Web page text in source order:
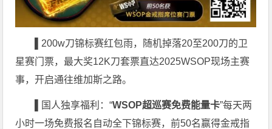
200w刀锦标赛红包雨，随机掉落20至200刀的卫
星赛门票，最大奖12K刀套票直达2025WSOP现场主赛
事，开启通往维加斯之路。
国人独享福利：“WSOP超巡赛免费能量卡”每天两
小时一场免费报名自动全下锦标赛，前50名赢得金戒指